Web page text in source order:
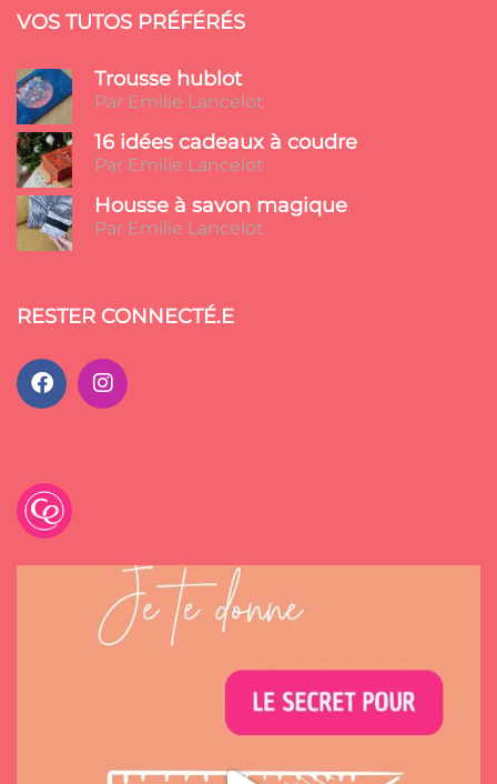
VOS TUTOS PRÉFÉRÉS
Trousse hublot
Par Emilie Lancelot
16 idées cadeaux à coudre
Par Emilie Lancelot
Housse à savon magique
Par Emilie Lancelot
RESTER CONNECTÉ.E